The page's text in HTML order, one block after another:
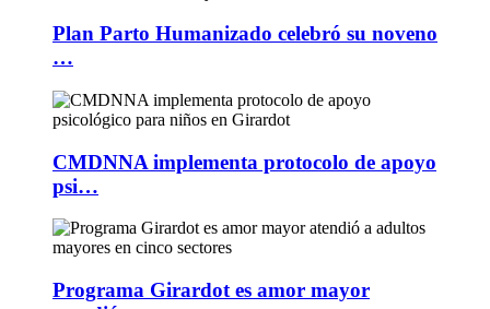
Plan Parto Humanizado celebró su noveno
…
CMDNNA implementa protocolo de apoyo
psi…
Programa Girardot es amor mayor